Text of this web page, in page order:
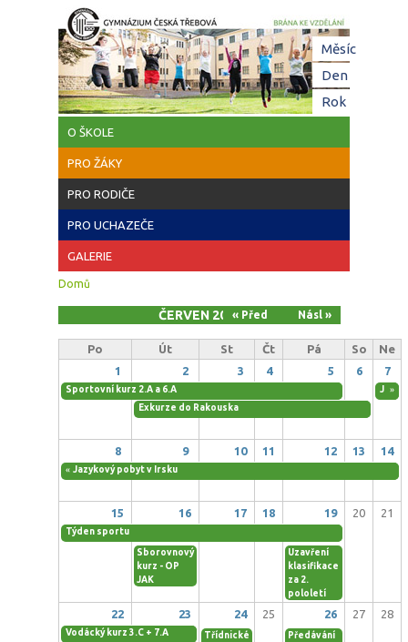
Přejít k hlavnímu obsahu
O ŠKOLE
PRO ŽÁKY
PRO RODIČE
PRO UCHAZEČE
GALERIE
Jste zde
Domů
ČERVEN 2026« Před Násl »
Po Út St Čt Pá So
Ne
1
2 3 4 5 6 7
Sportovní kurz 2.A a 6.A
»
Exkurze do Rakouska
8 9 10 11 12 13 14
« Jazykový pobyt v Irsku
15 16 17 18 19 20 21
Týden sportu
Sborovnový
kurz - OP
JAK
Uzavření
klasifikace
za 2.
pololetí
22 23 24 25 26 27 28
Vodácký kurz 3.C + 7.A
Třídnické
Předávání
Měsíc(aktivní
Den
Rok